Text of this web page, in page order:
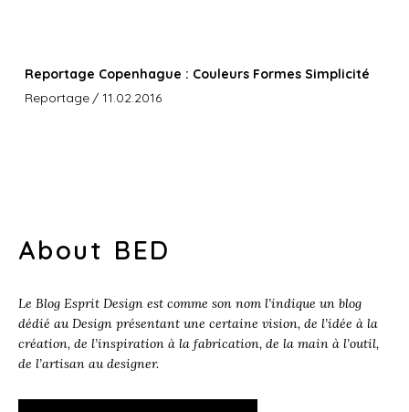
Reportage Copenhague : Couleurs Formes Simplicité
Reportage / 11.02.2016
About BED
Le Blog Esprit Design est comme son nom l’indique un blog
dédié au Design présentant une certaine vision, de l’idée à la
création, de l’inspiration à la fabrication, de la main à l’outil,
de l’artisan au designer.